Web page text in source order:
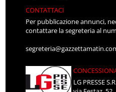
CONTATTACI
Per pubblicazione annunci,
contattare la segreteria al
LG PRESSE